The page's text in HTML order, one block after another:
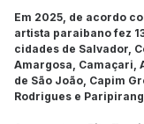
Em 2025, de acordo
artista paraibano fez
cidades de Salvador,
Amargosa, Camaçari,
de São João, Capim
Rodrigues e